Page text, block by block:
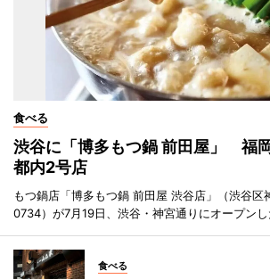
食べる
渋谷に「博多もつ鍋 前田屋」 福
都内2号店
もつ鍋店「博多もつ鍋 前田屋 渋谷店」（渋谷
0734）が7月19日、渋谷・神宮通りにオープンし
食べる